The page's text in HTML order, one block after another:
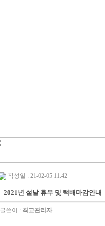
작성일 : 21-02-05 11:42
2021년 설날 휴무 및 택배마감안내
글쓴이 : 최고관리자